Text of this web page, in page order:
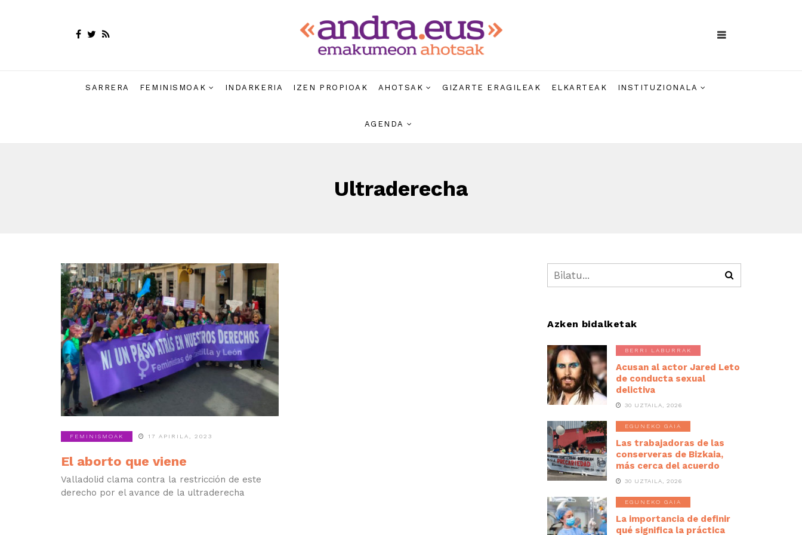
SARRERA FEMINISMOAK INDARKERIA IZEN PROPIOAK AHOTSAK GIZARTE ERAGILEAK ELKARTEAK INSTITUZIONALA
AGENDA
Ultraderecha
FEMINISMOAK 17 APIRILA, 2023
El aborto que viene
Valladolid clama contra la restricción de este
derecho por el avance de la ultraderecha
Azken bidalketak
BERRI LABURRAK
Acusan al actor Jared Leto
de conducta sexual
delictiva
30 UZTAILA, 2026
EGUNEKO GAIA
Las trabajadoras de las
conserveras de Bizkaia,
más cerca del acuerdo
30 UZTAILA, 2026
EGUNEKO GAIA
La importancia de definir
qué significa la práctica